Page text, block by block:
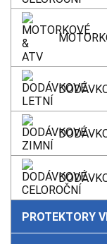
PROTEKTORY